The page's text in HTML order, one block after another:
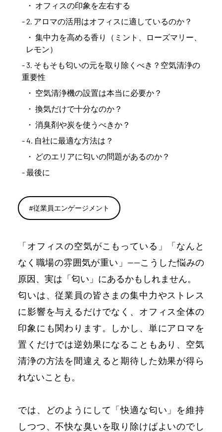
オフィスの印象を左右する
2. アロマの活用はオフィスに適しているのか？
集中力を高める香り（ミント、ローズマリー、
レモン）
3. そもそも匂いの元を取り除くべき？空気清浄の
重要性
空気清浄機の設置は本当に必要か？
換気だけで十分なのか？
消臭剤や炭を使うべきか？
4. 自社に最適な方法は？
どのエリアに匂いの問題があるのか？
最後に
#従業員エンゲージメント
「オフィスの空気がこもっている」「なんと
なく職場の雰囲気が重い」——こうした悩みの
原因、実は「匂い」にあるかもしれません。
匂いは、従業員の皆さまの集中力やストレス
に影響を与えるだけでなく、オフィス全体の
印象にも関わります。しかし、単にアロマを
置くだけでは逆効果になることもあり、空気
清浄の方法を間違えると期待した効果が得ら
れないことも。
では、どのようにして「快適な匂い」を維持
しつつ、不快な臭いを取り除けばよいのでし